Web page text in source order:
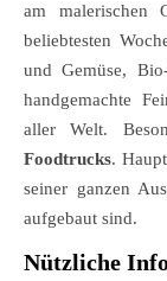
am malerischen
beliebtesten
und Gemüse,
handgemachte
aller Welt.
Foodtrucks.
seiner ganzen
aufgebaut sind.
Nützliche